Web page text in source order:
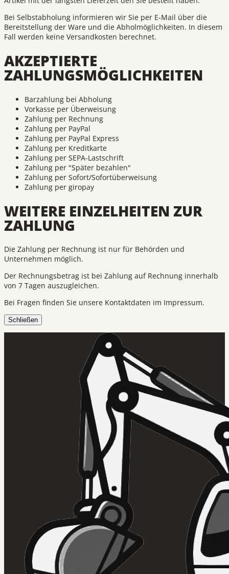
Bei Selbstabholung informieren wir Sie per E-Mail über die
Bereitstellung der Ware und die Abholmöglichkeiten. In diesem
Fall werden keine Versandkosten berechnet.
AKZEPTIERTE
ZAHLUNGSMÖGLICHKEITEN
Barzahlung bei Abholung
Vorkasse per Überweisung
Zahlung per Rechnung
Zahlung per PayPal
Zahlung per PayPal Express
Zahlung per Kreditkarte
Zahlung per SEPA-Lastschrift
Zahlung per "Später bezahlen"
Zahlung per Sofort/Sofortüberweisung
Zahlung per giropay
WEITERE EINZELHEITEN ZUR
ZAHLUNG
Die Zahlung per Rechnung ist nur für Behörden und
Unternehmen möglich.
Der Rechnungsbetrag ist bei Zahlung auf Rechnung innerhalb
von 7 Tagen auszugleichen.
Bei Fragen finden Sie unsere Kontaktdaten im Impressum.
Schließen